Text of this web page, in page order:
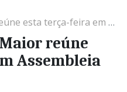
feira em Assembleia Geral
Maior reúne
Assembleia